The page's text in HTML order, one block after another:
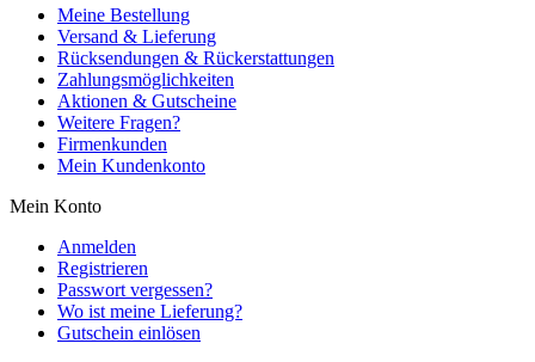
Meine Bestellung
Versand & Lieferung
Rücksendungen & Rückerstattungen
Zahlungsmöglichkeiten
Aktionen & Gutscheine
Weitere Fragen?
Firmenkunden
Mein Kundenkonto
Mein Konto
Anmelden
Registrieren
Passwort vergessen?
Wo ist meine Lieferung?
Gutschein einlösen